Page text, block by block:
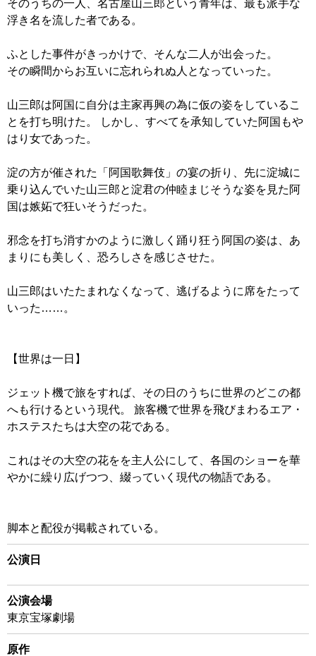
そのうちの一人、名古屋山三郎という青年は、最も派手な
浮き名を流した者である。
ふとした事件がきっかけで、そんな二人が出会った。
その瞬間からお互いに忘れられぬ人となっていった。
山三郎は阿国に自分は主家再興の為に仮の姿をしているこ
とを打ち明けた。 しかし、すべてを承知していた阿国もや
はり女であった。
淀の方が催された「阿国歌舞伎」の宴の折り、先に淀城に
乗り込んでいた山三郎と淀君の仲睦まじそうな姿を見た阿
国は嫉妬で狂いそうだった。
邪念を打ち消すかのように激しく踊り狂う阿国の姿は、あ
まりにも美しく、恐ろしさを感じさせた。
山三郎はいたたまれなくなって、逃げるように席をたって
いった……。
【世界は一日】
ジェット機で旅をすれば、その日のうちに世界のどこの都
へも行けるという現代。 旅客機で世界を飛びまわるエア・
ホステスたちは大空の花である。
これはその大空の花をを主人公にして、各国のショーを華
やかに繰り広げつつ、綴っていく現代の物語である。
脚本と配役が掲載されている。
公演日
公演会場
東京宝塚劇場
原作